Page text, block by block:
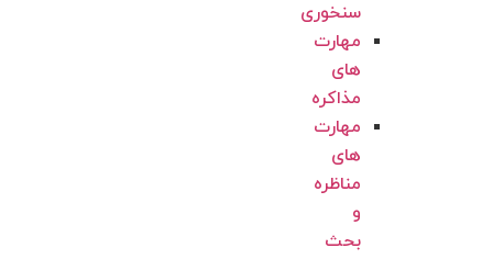
سنخوری
مهارت
های
مذاکره
مهارت
های
مناظره
بحث